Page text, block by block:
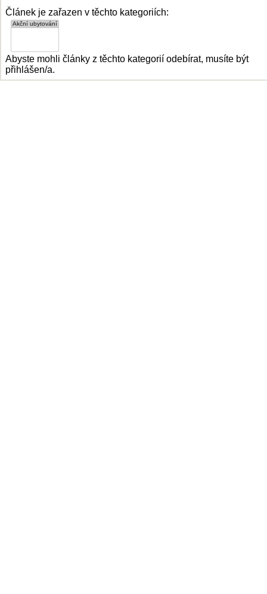
Článek je zařazen v těchto kategoriích:
Abyste mohli články z těchto kategorií odebírat, musíte být
přihlášen/a.